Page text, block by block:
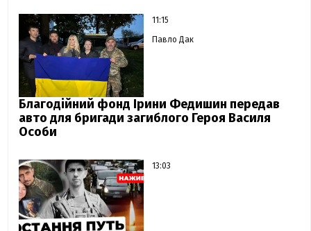
11:15
Павло Дак
Благодійний фонд Ірини Федишин передав
авто для бригади загиблого Героя Василя
Особи
13:03